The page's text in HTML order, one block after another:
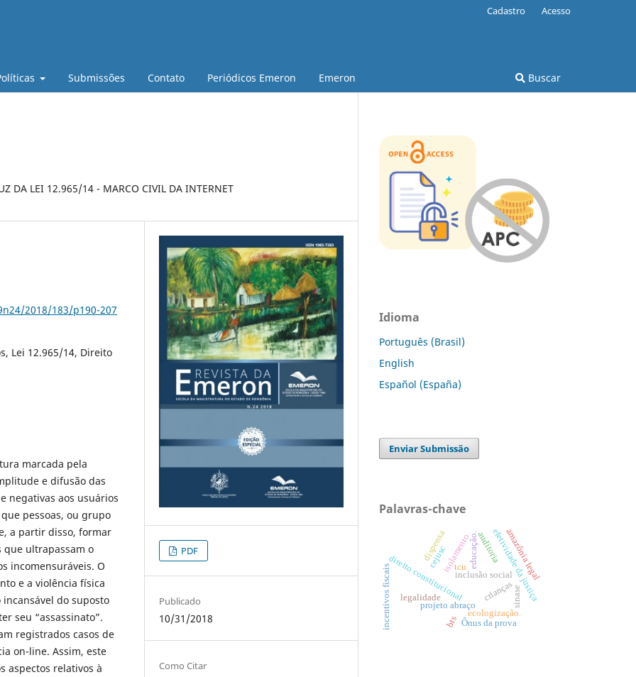
Submissões Contato Periódicos Emeron Emeron Buscar
Cadastro Acesso
DA LEI 12.965/14 - MARCO CIVIL DA INTERNET
2018/183/p190-207
Lei 12.965/14, Direito
marcada pela
e difusão das
negativas aos usuários
pessoas, ou grupo
a partir disso, formar
que ultrapassam o
incomensuráveis. O
e a violência física
do suposto
seu “assassinato”.
registrados casos de
on-line. Assim, este
aspectos relativos à
PDF
Publicado
10/31/2018
Como Citar
Idioma
Português (Brasil)
English
Español (España)
Enviar Submissão
Palavras-chave
direito constitucional
isolamento
inclusão social
educação.
projeto abraço
efetividade da justiça
cejusc
criançassinase
amazônia legal
ecologização.
Ônus da prova
bts
dispensa
legalidade
incentivos fiscais
auditoria
tcu